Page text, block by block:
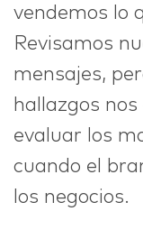
vendemos lo
Revisamos
mensajes,
hallazgos
evaluar los
cuando el
los negocios.